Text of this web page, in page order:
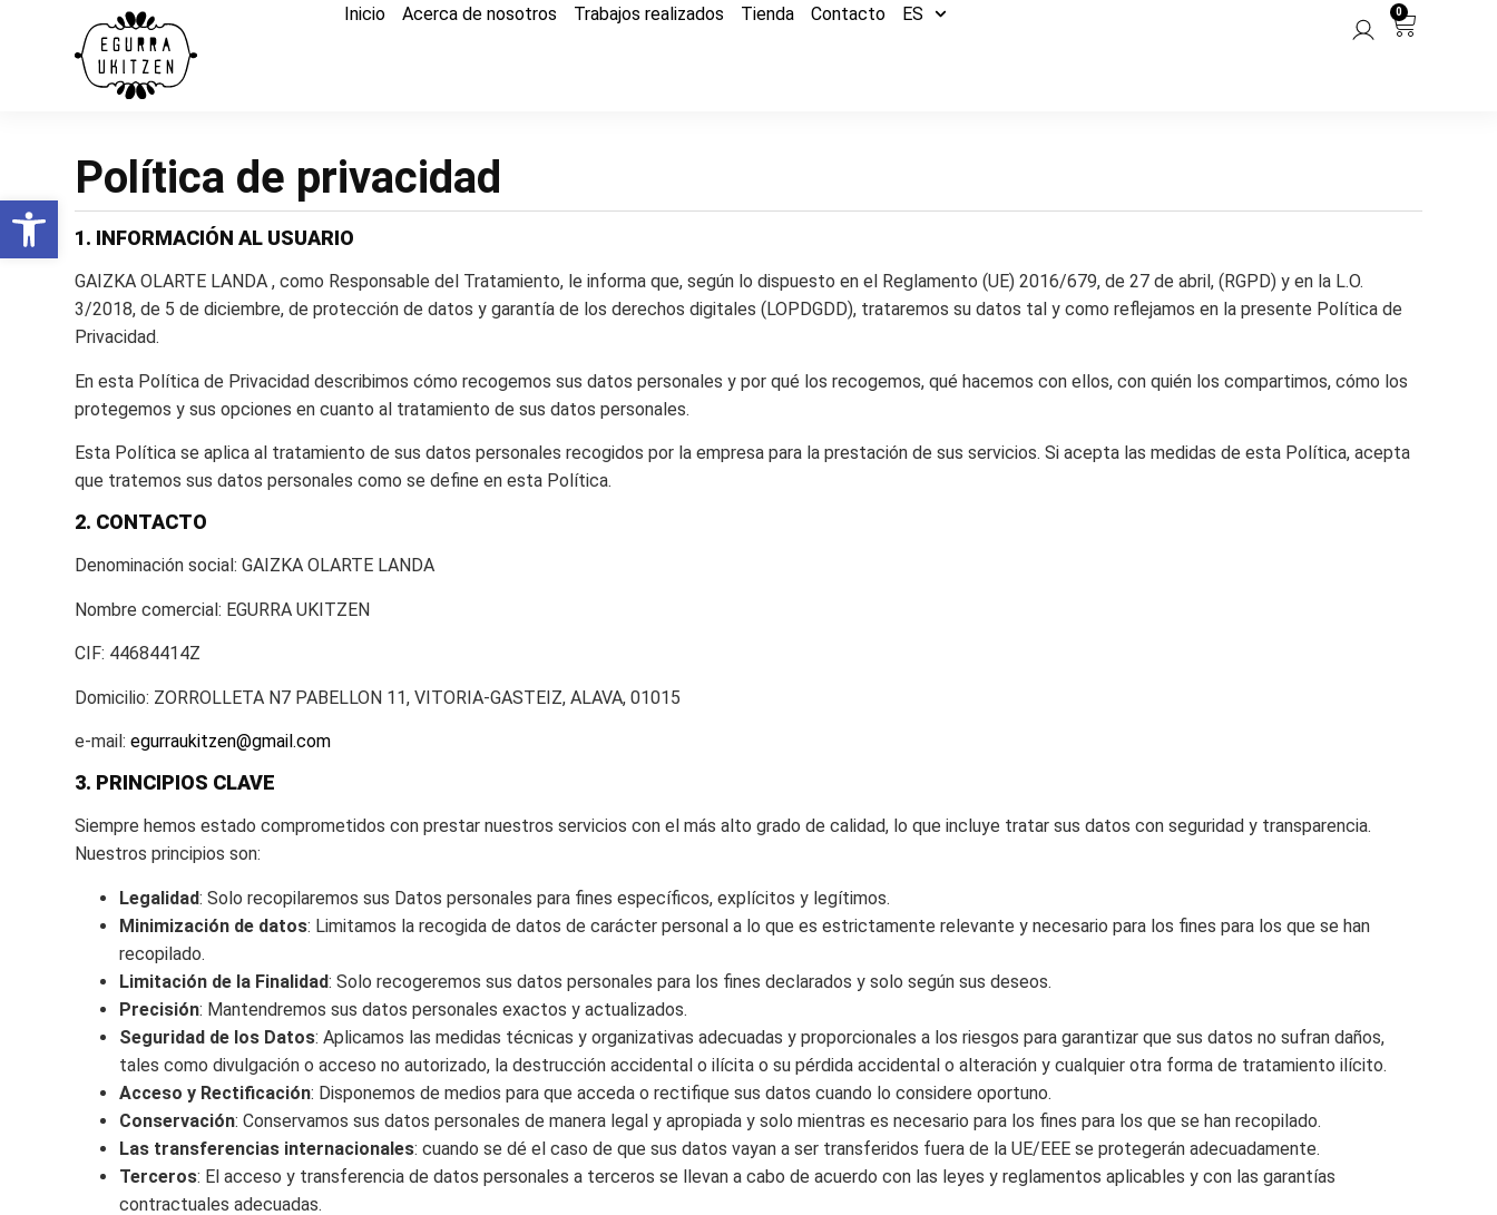
Inicio Acerca de nosotros Trabajos realizados Tienda Contacto ES 0
Política de privacidad
1. INFORMACIÓN AL USUARIO
GAIZKA OLARTE LANDA , como Responsable del Tratamiento, le informa que, según lo dispuesto en el Reglamento (UE) 2016/679, de 27 de abril, (RGPD) y en la L.O.
3/2018, de 5 de diciembre, de protección de datos y garantía de los derechos digitales (LOPDGDD), trataremos su datos tal y como reflejamos en la presente Política de
Privacidad.
En esta Política de Privacidad describimos cómo recogemos sus datos personales y por qué los recogemos, qué hacemos con ellos, con quién los compartimos, cómo los
protegemos y sus opciones en cuanto al tratamiento de sus datos personales.
Esta Política se aplica al tratamiento de sus datos personales recogidos por la empresa para la prestación de sus servicios. Si acepta las medidas de esta Política, acepta
que tratemos sus datos personales como se define en esta Política.
2. CONTACTO
Denominación social: GAIZKA OLARTE LANDA
Nombre comercial: EGURRA UKITZEN
CIF: 44684414Z
Domicilio: ZORROLLETA N7 PABELLON 11, VITORIA-GASTEIZ, ALAVA, 01015
e-mail:egurraukitzen@gmail.com
3. PRINCIPIOS CLAVE
Siempre hemos estado comprometidos con prestar nuestros servicios con el más alto grado de calidad, lo que incluye tratar sus datos con seguridad y transparencia.
Nuestros principios son:
Legalidad: Solo recopilaremos sus Datos personales para fines específicos, explícitos y legítimos.
Minimización de datos: Limitamos la recogida de datos de carácter personal a lo que es estrictamente relevante y necesario para los fines para los que se han
recopilado.
Limitación de la Finalidad: Solo recogeremos sus datos personales para los fines declarados y solo según sus deseos.
Precisión: Mantendremos sus datos personales exactos y actualizados.
Seguridad de los Datos: Aplicamos las medidas técnicas y organizativas adecuadas y proporcionales a los riesgos para garantizar que sus datos no sufran daños,
tales como divulgación o acceso no autorizado, la destrucción accidental o ilícita o su pérdida accidental o alteración y cualquier otra forma de tratamiento ilícito.
Acceso y Rectificación: Disponemos de medios para que acceda o rectifique sus datos cuando lo considere oportuno.
Conservación: Conservamos sus datos personales de manera legal y apropiada y solo mientras es necesario para los fines para los que se han recopilado.
Las transferencias internacionales: cuando se dé el caso de que sus datos vayan a ser transferidos fuera de la UE/EEE se protegerán adecuadamente.
Terceros: El acceso y transferencia de datos personales a terceros se llevan a cabo de acuerdo con las leyes y reglamentos aplicables y con las garantías
contractuales adecuadas.
Abrir barra de herramientas